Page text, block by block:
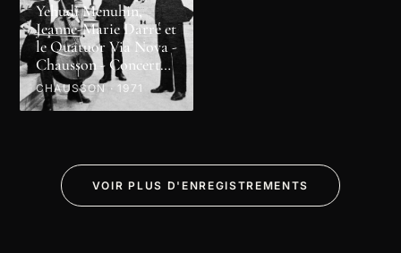
Yehudi Menuhin,
Jeanne-Marie Darré et
le Quatuor Via Nova -
Chausson - Concert
en ré majeur
CHAUSSON · 1971
VOIR PLUS D'ENREGISTREMENTS